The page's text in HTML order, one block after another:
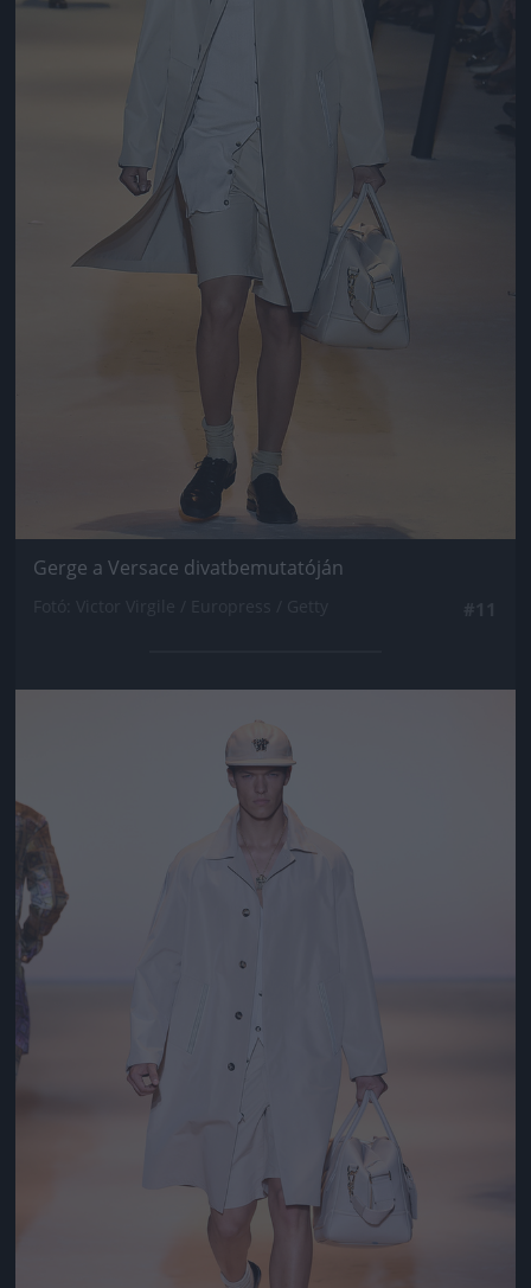
Gerge a Versace divatbemutatóján
Jön még kép!